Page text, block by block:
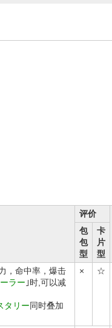
评价
包
包
型
卡
片
型
，命中率，爆击
ラー ｣时,可以减
タリー同时叠加
× ☆